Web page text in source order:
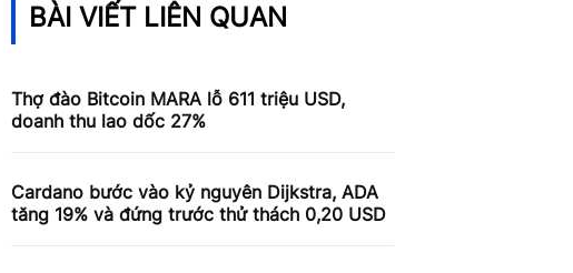
BÀI VIẾT LIÊN QUAN
Thợ đào Bitcoin MARA lỗ 611 triệu USD,
doanh thu lao dốc 27%
Cardano bước vào kỷ nguyên Dijkstra, ADA
tăng 19% và đứng trước thử thách 0,20 USD